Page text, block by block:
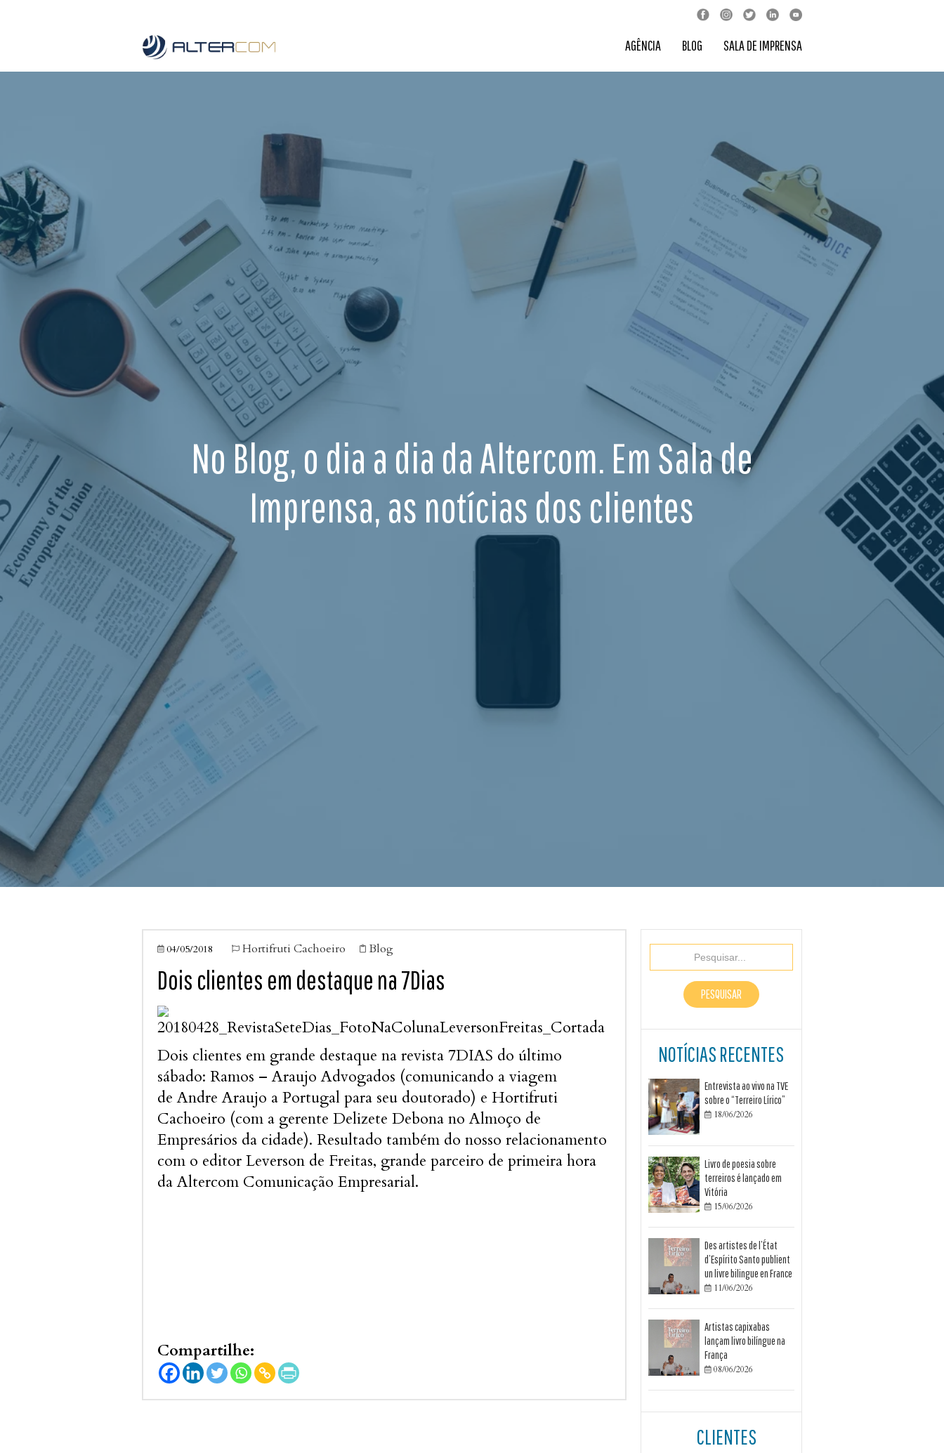
AGÊNCIA BLOG SALA DE IMPRENSA
No Blog, o dia a dia da Altercom. Em Sala de
Imprensa, as notícias dos clientes
 04/05/2018  Hortifruti Cachoeiro  Blog
Dois clientes em destaque na 7Dias
Dois clientes em grande destaque na revista 7DIAS do último
sábado: Ramos – Araujo Advogados (comunicando a viagem
de Andre Araujo a Portugal para seu doutorado) e Hortifruti
Cachoeiro (com a gerente Delizete Debona no Almoço de
Empresários da cidade). Resultado também do nosso relacionamento
com o editor Leverson de Freitas, grande parceiro de primeira hora
da Altercom Comunicação Empresarial.
Compartilhe:
NOTÍCIAS RECENTES
Entrevista ao vivo na TVE
sobre o “Terreiro Lírico”
 18/06/2026
Livro de poesia sobre
terreiros é lançado em
Vitória
 15/06/2026
Des artistes de l’État
d’Espírito Santo publient
un livre bilingue en France
 11/06/2026
Artistas capixabas
lançam livro bilíngue na
França
 08/06/2026
CLIENTES